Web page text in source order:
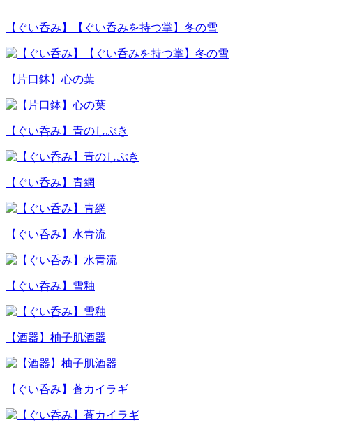
【ぐい呑み】【ぐい呑みを持つ掌】冬の雪
【片口鉢】心の葉
【ぐい呑み】青のしぶき
【ぐい呑み】青網
【ぐい呑み】水青流
【ぐい呑み】雪釉
【酒器】柚子肌酒器
【ぐい呑み】蒼カイラギ